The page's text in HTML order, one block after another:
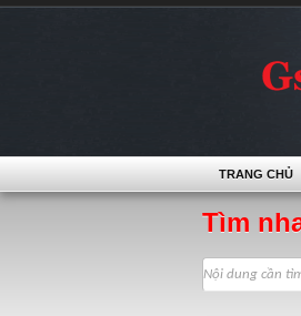
Tìm
TRANG CHỦ